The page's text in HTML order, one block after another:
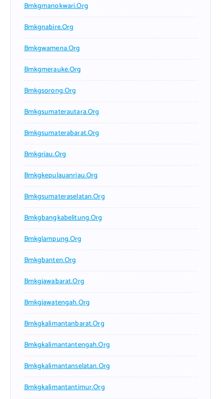
Bmkgmanokwari.org
Bmkgnabire.org
Bmkgwamena.org
Bmkgmerauke.org
Bmkgsorong.org
Bmkgsumaterautara.org
Bmkgsumaterabarat.org
Bmkgriau.org
Bmkgkepulauanriau.org
Bmkgsumateraselatan.org
Bmkgbangkabelitung.org
Bmkglampung.org
Bmkgbanten.org
Bmkgjawabarat.org
Bmkgjawatengah.org
Bmkgkalimantanbarat.org
Bmkgkalimantantengah.org
Bmkgkalimantanselatan.org
Bmkgkalimantantimur.org